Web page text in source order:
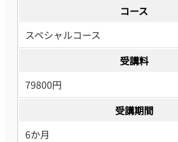
コース
スペシャルコース
受講料
79800円
受講期間
6か月